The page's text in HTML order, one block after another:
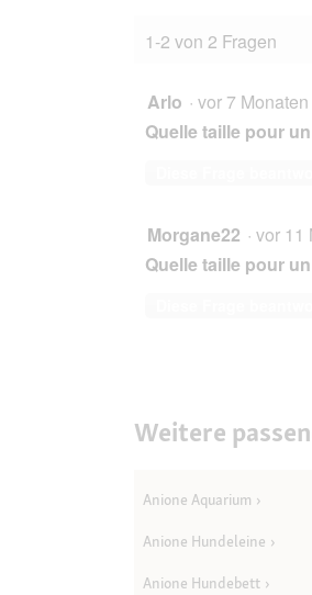
1-2 von 2 Fragen
Arlo · vor 7 Monaten
Quelle taille pour
Morgane22 · vor 11
Quelle taille pour
Weitere
Anione Aquarium
Anione Hundeleine
Anione Hundebett